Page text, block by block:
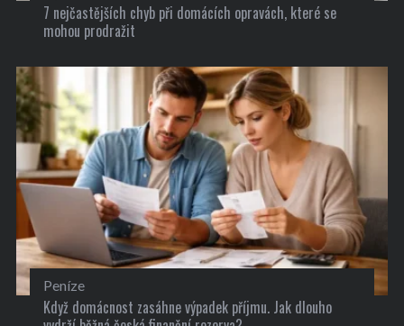
7 nejčastějších chyb při domácích opravách, které se
mohou prodražit
Peníze
Když domácnost zasáhne výpadek příjmu. Jak dlouho